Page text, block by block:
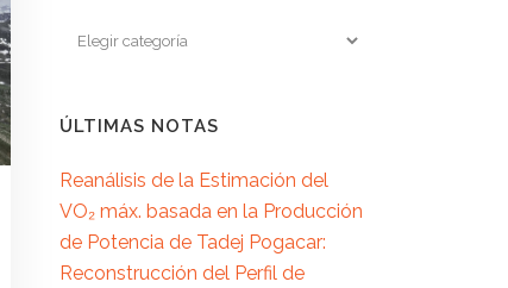
ÚLTIMAS NOTAS
Reanálisis de la Estimación del
VO₂ máx. basada en la Producción
de Potencia de Tadej Pogacar:
Reconstrucción del Perfil de